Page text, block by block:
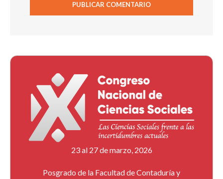
23 al 27 de marzo, 2026
Posgrado de la Facultad de Contaduría y